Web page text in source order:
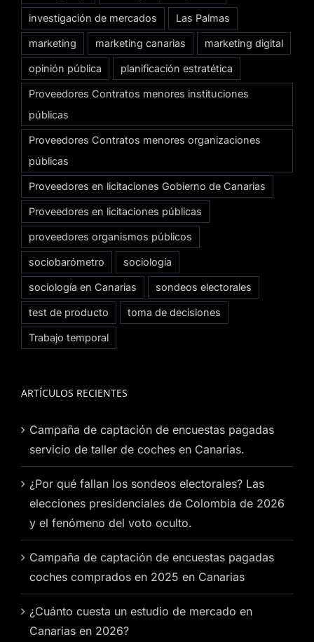
investigación de mercados Las Palmas
marketing marketing canarias marketing digital
opinión pública planificación estratética
Proveedores Contratos menores instituciones
públicas
Proveedores Contratos menores organizaciones
públicas
Proveedores en licitaciones Gobierno de Canarias
Proveedores en licitaciones públicas
proveedores organismos públicos
sociobarómetro sociología
sociología en Canarias sondeos electorales
test de producto toma de decisiones
Trabajo temporal
ARTÍCULOS RECIENTES
Campaña de captación de encuestas pagadas
servicio de taller de coches en Canarias.
¿Por qué fallan los sondeos electorales? Las
elecciones presidenciales de Colombia de 2026
y el fenómeno del voto oculto.
Campaña de captación de encuestas pagadas
coches comprados en 2025 en Canarias
¿Cuánto cuesta un estudio de mercado en
Canarias en 2026?